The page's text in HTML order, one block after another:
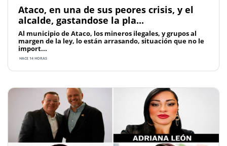
Ataco, en una de sus peores crisis, y el
alcalde, gastandose la pla...
Al municipio de Ataco, los mineros ilegales, y grupos al
margen de la ley, lo están arrasando, situación que no le
import...
HACE 14 HORAS